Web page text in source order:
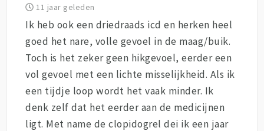
11 jaar geleden
Ik heb ook een driedraads icd en herken heel
goed het nare, volle gevoel in de maag/buik.
Toch is het zeker geen hikgevoel, eerder een
vol gevoel met een lichte misselijkheid. Als ik
een tijdje loop wordt het vaak minder. Ik
denk zelf dat het eerder aan de medicijnen
ligt. Met name de clopidogrel dei ik een jaar